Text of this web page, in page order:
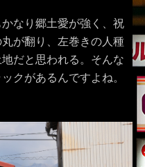
なり郷土愛が強く、祝
が翻り、左巻きの人種
だと思われる。そんな
クがあるんですよね。